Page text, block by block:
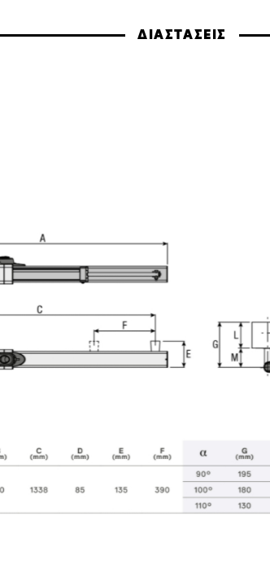
ΔΙΑΣΤΑΣΕΙΣ